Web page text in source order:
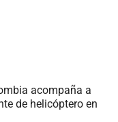
acompaña a
de helicóptero en